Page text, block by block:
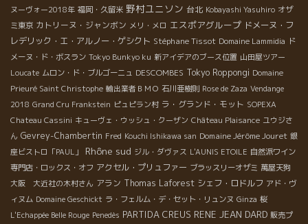
ヌーヴォー2018年 福岡・久留米 野村ユニソン 台北 Kobayashi Yasuhiro オザ
ミ東京 カトリーヌ・ジャンボン メリ・メロ エスポアグループ ドメーヌ・フ
レデリック・エ・アルノー・ゲシクト Stéphane Tissot Domaine Lammidia ド
メーヌ・ド・ボスラン Tokyo Bunkyo ku 新アイデアのブース位置 山田屋ツアー
Loucate ムロン・ド・ブルゴーニュ DESCOMBES Tokyo Roppongi Domaine
Prieuré Saint Christophe 輸出業者ＢＭＯ 石川亜樹則 Rose de Zaza Vendange
2018 Grand Cru Frankstein ピュピラン村 ラ・グランド・モット SOPEXA
Chateau Cassini キューヴェ・ウッシュ・クーザン Château Plaisance ユウジさ
ん Gevrey-Chambertin Fred Kouchi Ishikawa san Domaine Jérôme Jouret 銀
座ビストロ「PAUL」
Rhône sud ジル・ダヴァス L'AUNIS ETOILE 自然派ワイン
専門店・ロックス・オフ アクセル・プリュファー ブラッスリーオザミ 萬屋天狗
大阪 大近社の木村さん アラン Thomas Laforest シェフ・ロドルフ アド・ヴ
ィヌム Domaine Geschickt ラ・フェルム・デ・セット・リュンヌ Ginza 桜
L'Echappée Belle Rouge Penedès PARTIDA CREUS RENE JEAN DARD 販売プ